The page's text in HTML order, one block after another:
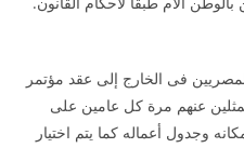
فى الخارج إلى عقد مؤتمر
عنهم مرة كل عامين على
وجدول أعماله كما يتم اختيار